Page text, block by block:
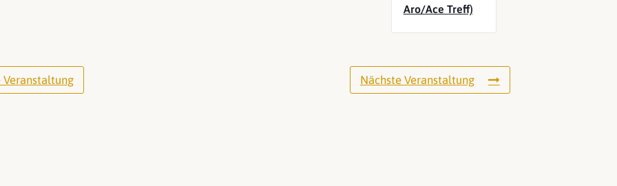
Aro/Ace Treff)
Veranstaltung Nächste Veranstaltung